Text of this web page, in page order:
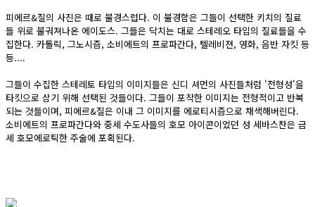
피에르&질의 사진은 때로 불경스럽다. 이 불경함은 그들이 선택한 키치의 질료
들 위로 불궈져나온 에이도스. 그들은 닥치는 대로 스테레오 타입의 질료들을 수
집한다. 카톨릭, 그노시즘, 소비에트의 프로파간다, 텔레비젼, 영화, 음반 자킷 등
등....
그들이 수집한 스테레토 타입의 이미지들은 신디 셔먼의 사진들처럼 '전형성'을
타킷으로 삼기 위해 선택된 것들이다. 그들이 포착한 이미지는 전형적이고 반복
되는 것들이며, 피에르&질은 이내 그 이미지를 에로티시즘으로 채색해버린다.
소비에트의 프로파간다와 중세 수도사들의 호모 아이콘이었던 성 세바스찬은 금
세 호모에로틱한 주술에 포획된다.